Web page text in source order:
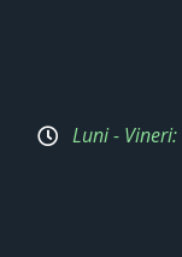
Luni -